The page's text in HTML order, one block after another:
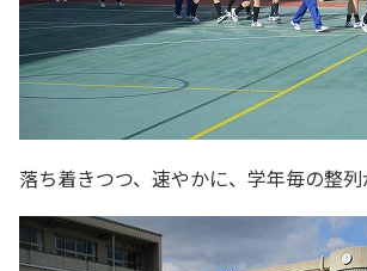
落ち着きつつ、速やかに、学年毎の整列